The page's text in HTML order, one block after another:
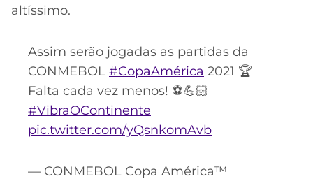
altíssimo.
Assim serão jogadas as partidas da
CONMEBOL #CopaAmérica 2021 🏆
Falta cada vez menos! ⚽💪🏻​
#VibraOContinente
pic.twitter.com/yQsnkomAvb
— CONMEBOL Copa América™️